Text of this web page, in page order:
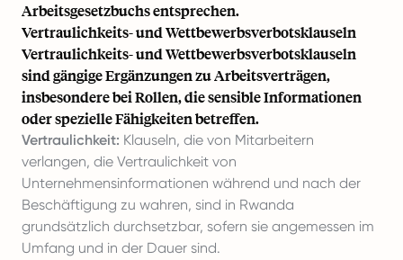
Arbeitsgesetzbuchs entsprechen.
Vertraulichkeits- und Wettbewerbsverbotsklauseln
Vertraulichkeits- und Wettbewerbsverbotsklauseln
sind gängige Ergänzungen zu Arbeitsverträgen,
insbesondere bei Rollen, die sensible Informationen
oder spezielle Fähigkeiten betreffen.
Vertraulichkeit: Klauseln, die von Mitarbeitern
verlangen, die Vertraulichkeit von
Unternehmensinformationen während und nach der
Beschäftigung zu wahren, sind in Rwanda
grundsätzlich durchsetzbar, sofern sie angemessen im
Umfang und in der Dauer sind.